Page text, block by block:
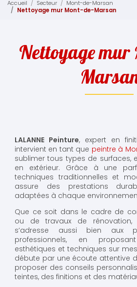
Accueil Secteur
Mont-de-Marsan
Nettoyage mur Mont-de-Marsan
Nettoyage mur
LALANNE Peinture, expert en
intervient en tant que peintre à
sublimer tous types de surfaces,
en extérieur. Grâce à une
techniques traditionnelles et
assure des prestations
adaptées à chaque
Que ce soit dans le cadre de
ou de travaux de rénovation,
s’adresse aussi bien aux
professionnels, en
esthétiques et techniques sur
débute par une écoute attentive
proposer des conseils
teintes, des finitions et des